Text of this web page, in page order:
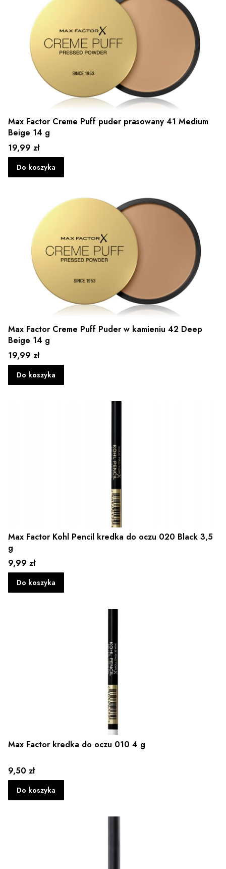
Max Factor Creme Puff puder prasowany 41 Medium
Beige 14 g
Cena
19,99 zł
Do koszyka
Max Factor Creme Puff Puder w kamieniu 42 Deep
Beige 14 g
Cena
19,99 zł
Do koszyka
Max Factor Kohl Pencil kredka do oczu 020 Black 3,5
g
Cena
9,99 zł
Do koszyka
Max Factor kredka do oczu 010 4 g
Cena
9,50 zł
Do koszyka